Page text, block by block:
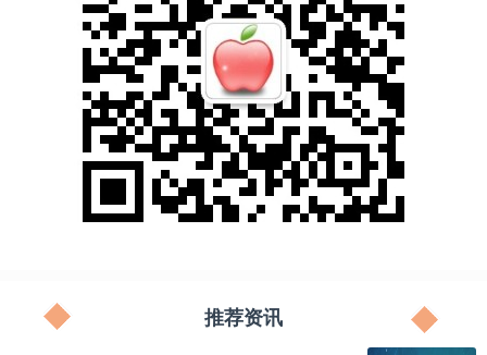
推荐资讯